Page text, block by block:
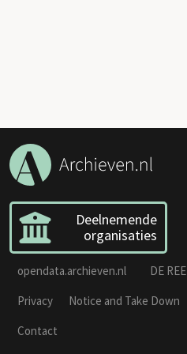
Deelnemende
organisaties
opendata.archieven.nl DE REE
Privacy
Notice and Take Down
Contact